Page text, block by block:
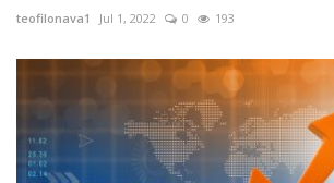
teofilonava1 Jul 1, 2022 0 193